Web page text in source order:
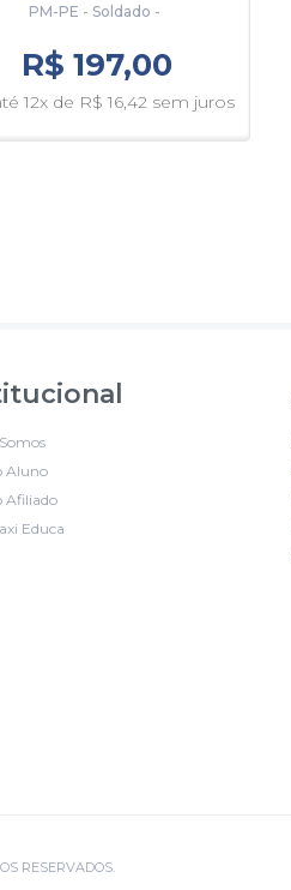
PM-PE - Soldado - ‎
R$ 197,00
12x de R$ 16,42 sem juros
Aluno
Afiliado
Educa
RESERVADOS.